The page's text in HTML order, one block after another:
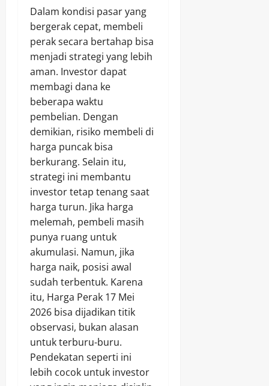
Dalam kondisi pasar yang
bergerak cepat, membeli
perak secara bertahap bisa
menjadi strategi yang lebih
aman. Investor dapat
membagi dana ke
beberapa waktu
pembelian. Dengan
demikian, risiko membeli di
harga puncak bisa
berkurang. Selain itu,
strategi ini membantu
investor tetap tenang saat
harga turun. Jika harga
melemah, pembeli masih
punya ruang untuk
akumulasi. Namun, jika
harga naik, posisi awal
sudah terbentuk. Karena
itu, Harga Perak 17 Mei
2026 bisa dijadikan titik
observasi, bukan alasan
untuk terburu-buru.
Pendekatan seperti ini
lebih cocok untuk investor